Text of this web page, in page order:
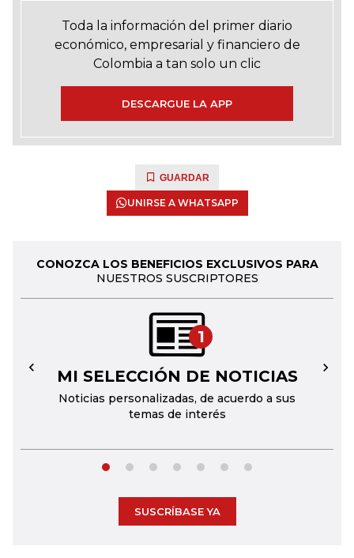
Toda la información del primer diario
económico, empresarial y financiero de
Colombia a tan solo un clic
DESCARGUE LA APP
GUARDAR
UNIRSE A WHATSAPP
CONOZCA LOS BENEFICIOS EXCLUSIVOS PARA
NUESTROS SUSCRIPTORES
1
MI SELECCIÓN DE NOTICIAS
Noticias personalizadas, de acuerdo a sus
temas de interés
← →
SUSCRÍBASE YA